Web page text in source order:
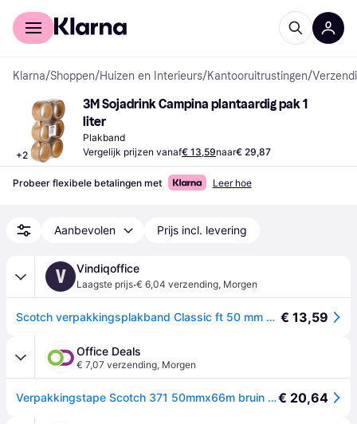
Voor shoppers
Klarna/Shoppen/Huizen en Interieurs/Kantooruitrustingen/
+2
3M Sojadrink Campina plantaardig pak 1
liter
Plakband
Vergelijk prijzen vanaf€ 13,59naar€ 29,87
Probeer flexibele betalingen met Leer hoe
Aanbevolen Prijs incl. levering
V Vindiqoffice
Laagste prijs·€ 6,04 verzending, Morgen
Scotch verpakkingsplakband Classic ft 50 mm x 66 m, bruin, pak van 6 rollen € 13,59
Office Deals
€ 7,07 verzending, Morgen
Verpakkingstape Scotch 371 50mmx66m bruin PP 6 rollen€ 20,64